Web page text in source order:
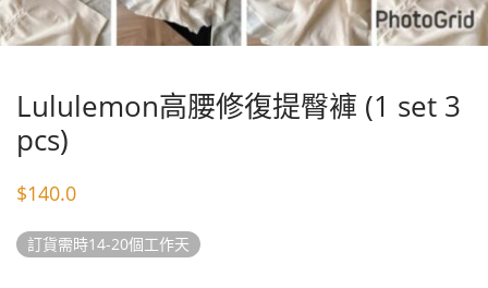
Lululemon高腰修復提臀褲 (1 set 3
pcs)
$140.0
訂貨需時14-20個工作天